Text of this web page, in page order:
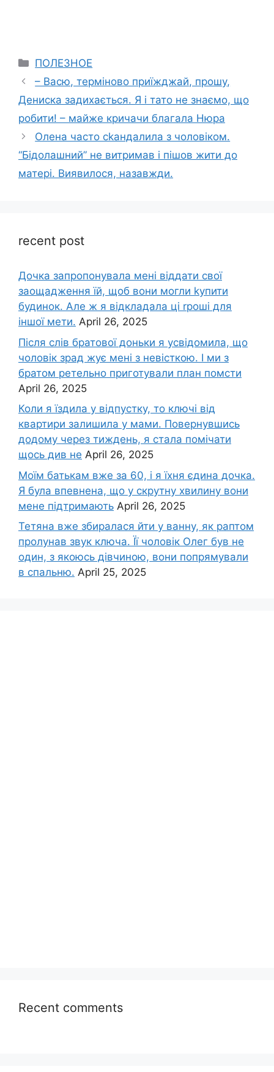
Categories
ПОЛЕЗНОЕ
– Васю, термiново приїжджай, прошу,
Дениска задихається. Я і тато не знаємо, що
робити! – майже кричачи благала Нюра
Олена часто сkандалила з чоловіком.
“Бідолашний” не витримав і пішов жити до
матері. Виявилося, назавжди.
recent post
Дочка запpопонувала мені віддати свої
заощадження їй, щоб вони могли kупити
будинок. Але ж я відкладала ці rроші для
іншої мети. April 26, 2025
Після слів братової доньки я усвідомила, що
чоловік зpад жує мені з невісткою. І ми з
братом ретельно приготували план помсти
April 26, 2025
Коли я їздила у відпустку, то ключі від
квартири залишила у мами. Повернувшись
додому через тиждень, я стала помічати
щось див не April 26, 2025
Моїм батькам вже за 60, і я їхня єдина дочка.
Я була впевнена, що у скрутну хвилину вони
мене підтримають April 26, 2025
Тетяна вже збиралася йти у ванну, як раптом
пролунав звук ключа. Її чоловік Олег був не
один, з якоюсь дівчиною, вони попрямували
в спальню. April 25, 2025
Recent comments